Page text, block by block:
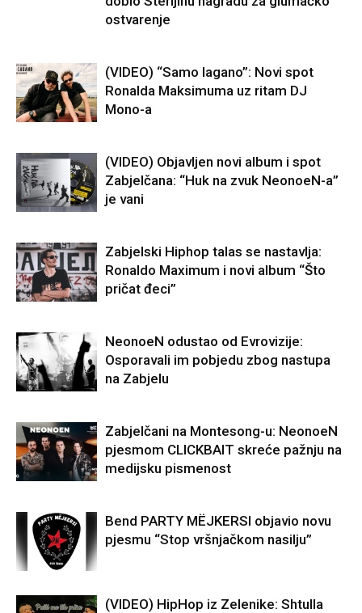
ostvarenje
(VIDEO) “Samo lagano”: Novi spot
Ronalda Maksimuma uz ritam DJ
Mono-a
(VIDEO) Objavljen novi album i spot
Zabjelčana: “Huk na zvuk NeonoeN-a”
je vani
Zabjelski Hiphop talas se nastavlja:
Ronaldo Maximum i novi album “Što
pričat đeci”
NeonoeN odustao od Evrovizije:
Osporavali im pobjedu zbog nastupa
na Zabjelu
Zabjelčani na Montesong-u: NeonoeN
pjesmom CLICKBAIT skreće pažnju na
medijsku pismenost
Bend PARTY MËJKERSI objavio novu
pjesmu “Stop vršnjačkom nasilju”
(VIDEO) HipHop iz Zelenike: Shtulla